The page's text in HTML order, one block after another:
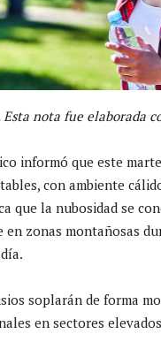
Esta nota fue elaborada
informó que este
con ambiente
que la nubosidad se
en zonas montañosas
soplarán de forma
en sectores